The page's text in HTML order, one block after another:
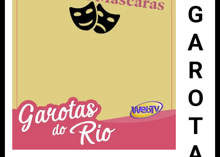
G
A
R
O
T